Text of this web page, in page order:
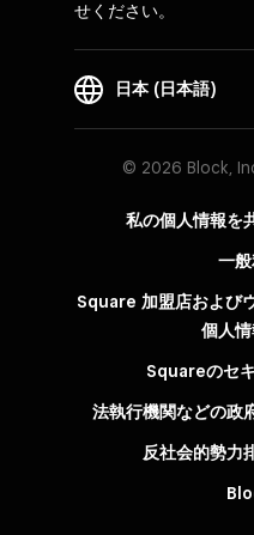
せください。
日本 (日本語)
© 2026 Block,
私の個人情報を
一
Square 加盟店および
個人
Squareのセ
法執行機関などの政
反社会的勢力